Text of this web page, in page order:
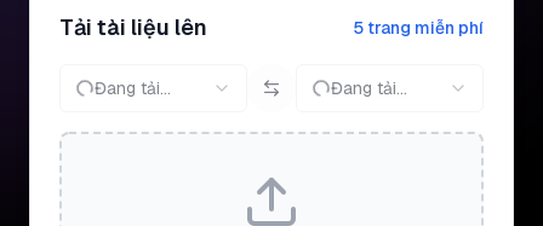
Tải tài liệu lên 5 trang miễn phí
Đang tải... Đang tải...